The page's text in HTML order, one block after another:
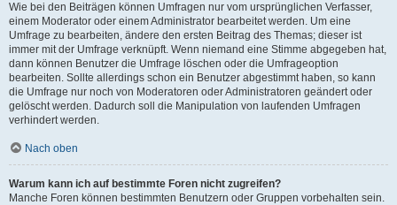
Wie bei den Beiträgen können Umfragen nur vom ursprünglichen Verfasser,
einem Moderator oder einem Administrator bearbeitet werden. Um eine
Umfrage zu bearbeiten, ändere den ersten Beitrag des Themas; dieser ist
immer mit der Umfrage verknüpft. Wenn niemand eine Stimme abgegeben hat,
dann können Benutzer die Umfrage löschen oder die Umfrageoption
bearbeiten. Sollte allerdings schon ein Benutzer abgestimmt haben, so kann
die Umfrage nur noch von Moderatoren oder Administratoren geändert oder
gelöscht werden. Dadurch soll die Manipulation von laufenden Umfragen
verhindert werden.
Nach oben
Warum kann ich auf bestimmte Foren nicht zugreifen?
Manche Foren können bestimmten Benutzern oder Gruppen vorbehalten sein.